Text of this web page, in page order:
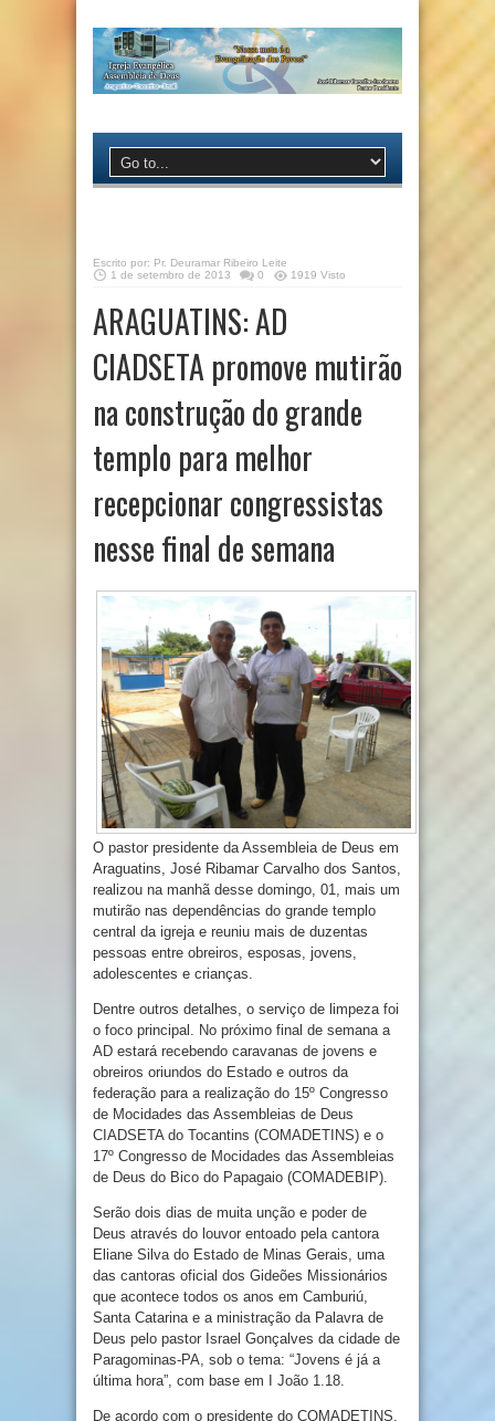
Escrito por: Pr. Deuramar Ribeiro Leite
1 de setembro de 2013
0 1919 Visto
ARAGUATINS: AD
CIADSETA promove mutirão
na construção do grande
templo para melhor
recepcionar congressistas
nesse final de semana
O pastor presidente da Assembleia de Deus em
Araguatins, José Ribamar Carvalho dos Santos,
realizou na manhã desse domingo, 01, mais um
mutirão nas dependências do grande templo
central da igreja e reuniu mais de duzentas
pessoas entre obreiros, esposas, jovens,
adolescentes e crianças.
Dentre outros detalhes, o serviço de limpeza foi
o foco principal. No próximo final de semana a
AD estará recebendo caravanas de jovens e
obreiros oriundos do Estado e outros da
federação para a realização do 15º Congresso
de Mocidades das Assembleias de Deus
CIADSETA do Tocantins (COMADETINS) e o
17º Congresso de Mocidades das Assembleias
de Deus do Bico do Papagaio (COMADEBIP).
Serão dois dias de muita unção e poder de
Deus através do louvor entoado pela cantora
Eliane Silva do Estado de Minas Gerais, uma
das cantoras oficial dos Gideões Missionários
que acontece todos os anos em Camburiú,
Santa Catarina e a ministração da Palavra de
Deus pelo pastor Israel Gonçalves da cidade de
Paragominas-PA, sob o tema: “Jovens é já a
última hora”, com base em I João 1.18.
De acordo com o presidente do COMADETINS,